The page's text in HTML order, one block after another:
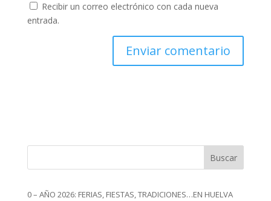
Recibir un correo electrónico con cada nueva
entrada.
Buscar
0 – AÑO 2026: FERIAS, FIESTAS, TRADICIONES…EN HUELVA